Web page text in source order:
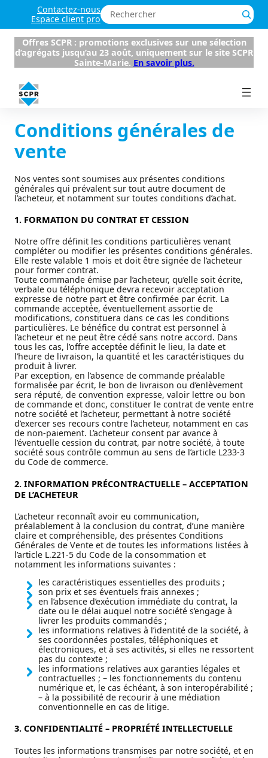
contenu
Contactez-nous
Espace client pro
Rechercher
Offres SCPR : promotions exclusives sur une sélection
d’agrégats jusqu’au 23 août, uniquement sur le site SCPR
Sainte-Marie. En savoir plus.
Conditions générales de
vente
Nos ventes sont soumises aux présentes conditions
générales qui prévalent sur tout autre document de
l’acheteur, et notamment sur toutes conditions d’achat.
1. FORMATION DU CONTRAT ET CESSION
Notre offre définit les conditions particulières venant
compléter ou modifier les présentes conditions générales.
Elle reste valable 1 mois et doit être signée de l’acheteur
pour former contrat.
Toute commande émise par l’acheteur, qu’elle soit écrite,
verbale ou téléphonique devra recevoir acceptation
expresse de notre part et être confirmée par écrit. La
commande acceptée, éventuellement assortie de
modifications, constituera dans ce cas les conditions
particulières. Le bénéfice du contrat est personnel à
l’acheteur et ne peut être cédé sans notre accord. Dans
tous les cas, l’offre acceptée définit le lieu, la date et
l’heure de livraison, la quantité et les caractéristiques du
produit à livrer.
Par exception, en l’absence de commande préalable
formalisée par écrit, le bon de livraison ou d’enlèvement
sera réputé, de convention expresse, valoir lettre ou bon
de commande et donc, constituer le contrat de vente entre
notre société et l’acheteur, permettant à notre société
d’exercer ses recours contre l’acheteur, notamment en cas
de non-paiement. L’acheteur consent par avance à
l’éventuelle cession du contrat, par notre société, à toute
société sous contrôle commun au sens de l’article L233-3
du Code de commerce.
2. INFORMATION PRÉCONTRACTUELLE – ACCEPTATION
DE L’ACHETEUR
L’acheteur reconnaît avoir eu communication,
préalablement à la conclusion du contrat, d’une manière
claire et compréhensible, des présentes Conditions
Générales de Vente et de toutes les informations listées à
l’article L.221-5 du Code de la consommation et
notamment les informations suivantes :
les caractéristiques essentielles des produits ;
son prix et ses éventuels frais annexes ;
en l’absence d’exécution immédiate du contrat, la
date ou le délai auquel notre société s’engage à
livrer les produits commandés ;
les informations relatives à l’identité de la société, à
ses coordonnées postales, téléphoniques et
électroniques, et à ses activités, si elles ne ressortent
pas du contexte ;
les informations relatives aux garanties légales et
contractuelles ; – les fonctionnements du contenu
numérique et, le cas échéant, à son interopérabilité ;
– à la possibilité de recourir à une médiation
conventionnelle en cas de litige.
3. CONFIDENTIALITÉ – PROPRIÉTÉ INTELLECTUELLE
Toutes les informations transmises par notre société, et en